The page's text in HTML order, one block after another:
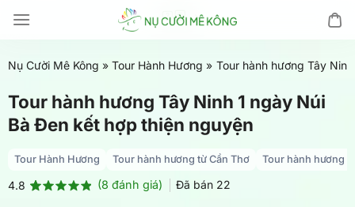
đến
dung
Nụ Cười Mê Kông » Tour Hành Hương » Tour hành hương Tây
Tour hành hương Tây Ninh 1 ngày Núi
Bà Đen kết hợp thiện nguyện
Tour Hành Hương Tour hành hương từ Cần Thơ Tour hành hương
4.8 (8 đánh giá) Đã bán 22